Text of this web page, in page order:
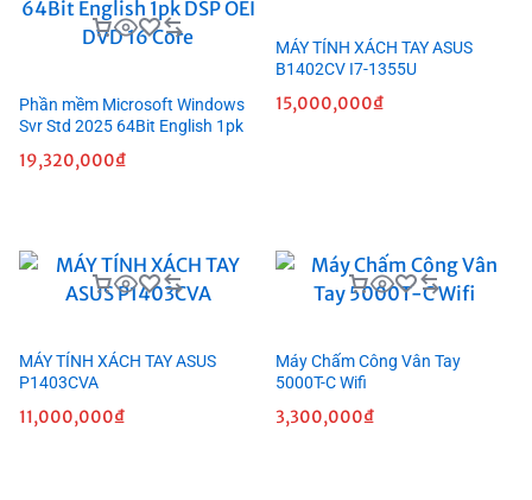
Phần mềm Microsoft Windows
Svr Std 2025 64Bit English 1pk
19,320,000₫
MÁY TÍNH XÁCH TAY ASUS
B1402CV I7-1355U
15,000,000₫
MÁY TÍNH XÁCH TAY ASUS
P1403CVA
11,000,000₫
Máy Chấm Công Vân Tay
5000T-C Wifi
3,300,000₫